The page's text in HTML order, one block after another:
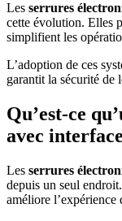
Les serrures
cette évolution. Elles
simplifient les
L’adoption de ces
garantit la sécurité de
Qu’est-ce
avec
Les serrures
depuis un seul
améliore l’expérience